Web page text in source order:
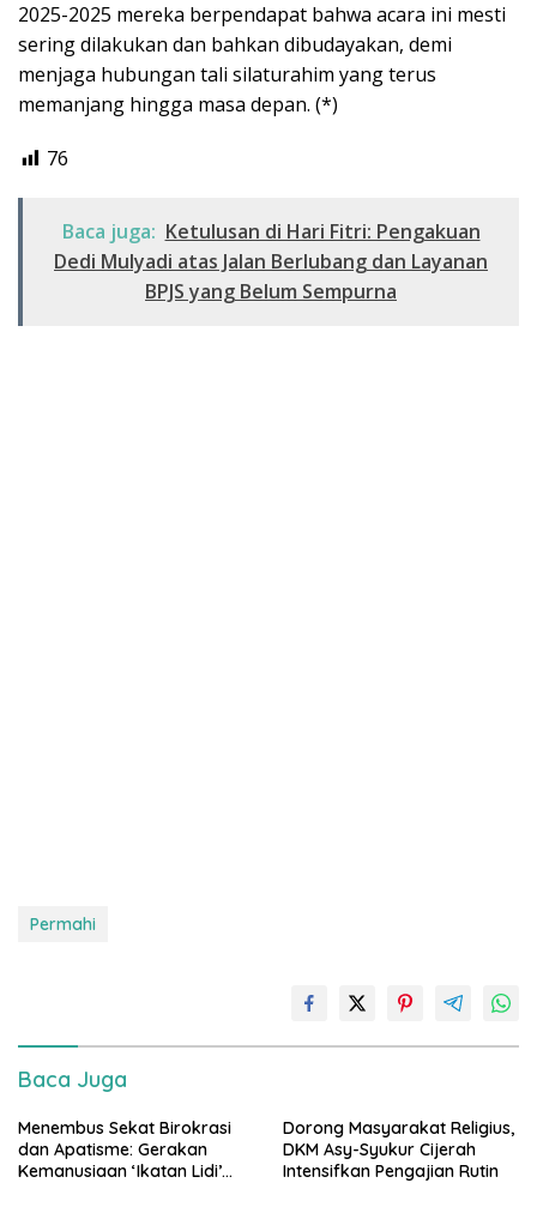
2025-2025 mereka berpendapat bahwa acara ini mesti
sering dilakukan dan bahkan dibudayakan, demi
menjaga hubungan tali silaturahim yang terus
memanjang hingga masa depan. (*)
76
Baca juga: Ketulusan di Hari Fitri: Pengakuan
Dedi Mulyadi atas Jalan Berlubang dan Layanan
BPJS yang Belum Sempurna
Permahi
Baca Juga
Menembus Sekat Birokrasi
dan Apatisme: Gerakan
Kemanusiaan ‘Ikatan Lidi’
Dorong Masyarakat Religius,
DKM Asy-Syukur Cijerah
Intensifkan Pengajian Rutin